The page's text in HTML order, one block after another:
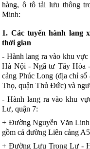
hàng, ô tô tải lưu thông
Minh:
1. Các tuyến hành lang
thời gian
- Hành lang ra vào khu
Hà Nội - Ngã tư Tây Hòa
cảng Phúc Long (địa chỉ số
Thọ, quận Thủ Đức) và
- Hành lang ra vào khu
Lư, quận 7:
+ Đường Nguyễn Văn
gồm cả đường Liên cảng
+ Đường Lưu Trọng Lư -